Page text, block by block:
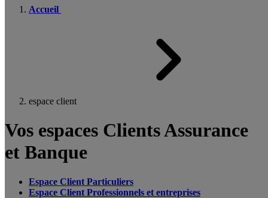
Accueil
espace client
Vos espaces Clients Assurance
et Banque
Espace Client Particuliers
Espace Client Professionnels et entreprises